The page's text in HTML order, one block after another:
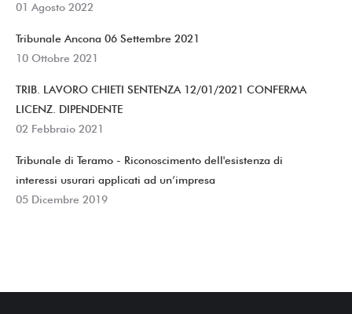
01 Agosto 2022
Tribunale Ancona 06 Settembre 2021
10 Ottobre 2021
TRIB. LAVORO CHIETI SENTENZA 12/01/2021 CONFERMA
LICENZ. DIPENDENTE
02 Febbraio 2021
Tribunale di Teramo - Riconoscimento dell'esistenza di
interessi usurari applicati ad un’impresa
05 Dicembre 2019